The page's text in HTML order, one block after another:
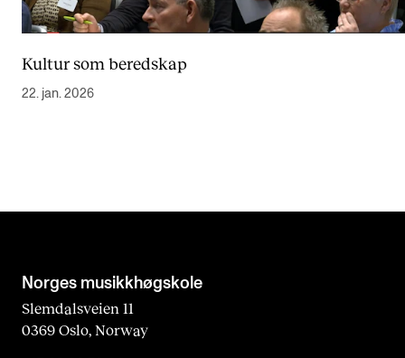
Kultur som beredskap
22. jan. 2026
Norges musikk­høgskole
Slemdalsveien 11
0369 Oslo, Norway